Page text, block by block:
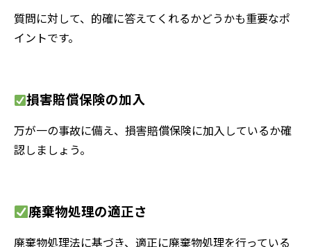
質問に対して、的確に答えてくれるかどうかも重要なポ
イントです。
損害賠償保険の加入
万が一の事故に備え、損害賠償保険に加入しているか確
認しましょう。
廃棄物処理の適正さ
廃棄物処理法に基づき、適正に廃棄物処理を行っている